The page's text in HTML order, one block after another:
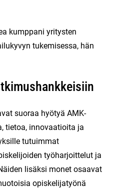
kumppani yritysten
tukemisessa, hän
suoraa hyötyä AMK-
tietoa, innovaatioita ja
tutuimmat
työharjoittelut ja
lisäksi monet osaavat
opiskelijatyönä